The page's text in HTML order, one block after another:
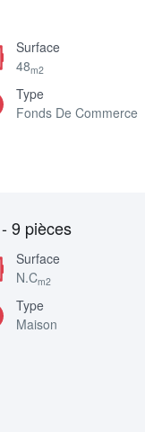
Surface
48m2
Type
Fonds De Commerce
9 pièces
Surface
N.Cm2
Type
Maison